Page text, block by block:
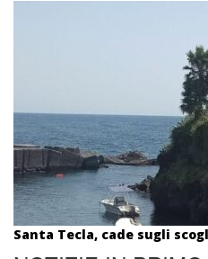
Santa Tecla, cade sugli